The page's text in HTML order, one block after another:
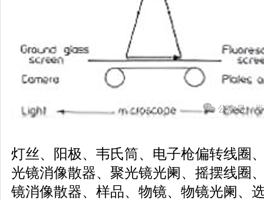
灯丝、阳极、韦氏筒、电子枪偏转线圈
光镜消像散器、聚光镜光阑、摇摆线圈
镜消像散器、样品、物镜、物镜光阑、